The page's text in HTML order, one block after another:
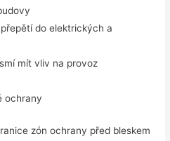
do elektrických a
mít vliv na provoz
ochrany
zón ochrany před bleskem